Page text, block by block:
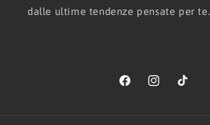
dalle ultime tendenze pensate per te.
FacebookInstagramTikTok